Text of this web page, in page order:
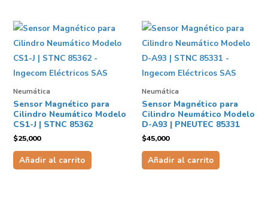
Neumática
Sensor Magnético para
Cilindro Neumático Modelo
CS1-J | STNC 85362
$25,000
Añadir al carrito
Neumática
Sensor Magnético para
Cilindro Neumático Modelo
D-A93 | PNEUTEC 85331
$45,000
Añadir al carrito